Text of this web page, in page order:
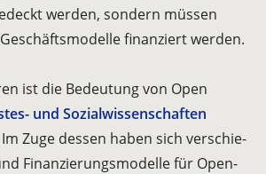
werden, sondern müssen
finanziert werden.
ist die Bedeutung von Open
und Sozialwissenschaften
Zuge dessen haben sich verschie­
Finanzierungsmodelle für Open-